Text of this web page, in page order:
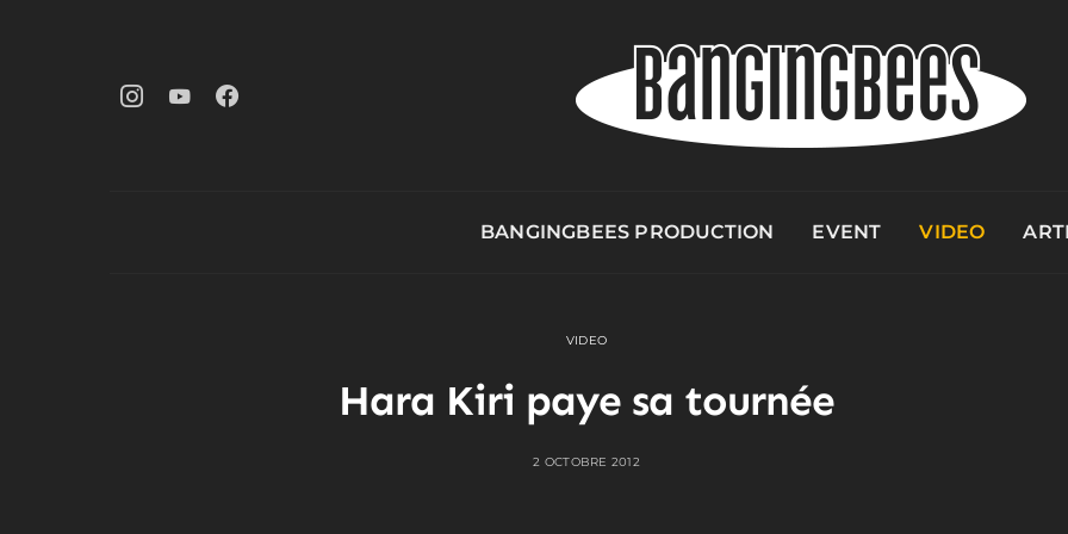
BANGINGBEES PRODUCTION EVENT VIDEO
VIDEO
Hara Kiri paye sa tournée
2 OCTOBRE 2012